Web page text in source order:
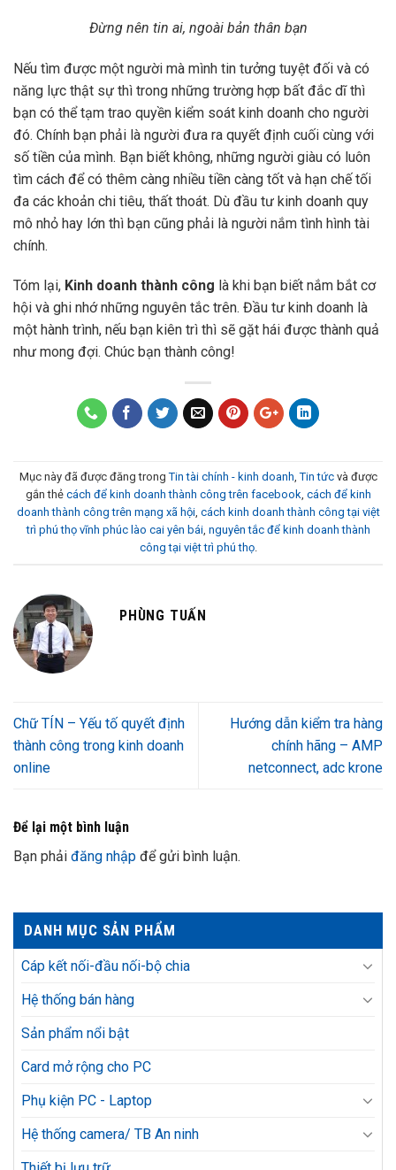
Đừng nên tin ai, ngoài bản thân bạn
Nếu tìm được một người mà mình tin tưởng tuyệt đối và có
năng lực thật sự thì trong những trường hợp bất đắc dĩ thì
bạn có thể tạm trao quyền kiểm soát kinh doanh cho người
đó. Chính bạn phải là người đưa ra quyết định cuối cùng với
số tiền của mình. Bạn biết không, những người giàu có luôn
tìm cách để có thêm càng nhiều tiền càng tốt và hạn chế tối
đa các khoản chi tiêu, thất thoát. Dù đầu tư kinh doanh quy
mô nhỏ hay lớn thì bạn cũng phải là người nắm tình hình tài
chính.
Tóm lại, Kinh doanh thành công là khi bạn biết nắm bắt cơ
hội và ghi nhớ những nguyên tắc trên. Đầu tư kinh doanh là
một hành trình, nếu bạn kiên trì thì sẽ gặt hái được thành quả
như mong đợi. Chúc bạn thành công!
Mục này đã được đăng trongTin tài chính - kinh doanh ,Tin tứcvà được
gắn thẻ cách để kinh doanh thành công trên facebook cách để kinh
doanh thành công trên mạng xã hội, cách kinh doanh thành công tại việt
trì phú thọ vĩnh phúc lào cai yên bái, nguyên tắc để kinh doanh thành
công tại việt trì phú thọ.
PHÙNG TUẤN
Chữ TÍN – Yếu tố quyết định
thành công trong kinh doanh
online
Hướng dẫn kiểm tra hàng
chính hãng – AMP
netconnect, adc krone
Để lại một bình luận
Bạn phải đăng nhập để gửi bình luận.
DANH MỤC SẢN PHẨM
Cáp kết nối-đầu nối-bộ chia
Hệ thống bán hàng
Sản phẩm nổi bật
Card mở rộng cho PC
Phụ kiện PC - Laptop
Hệ thống camera/ TB An ninh